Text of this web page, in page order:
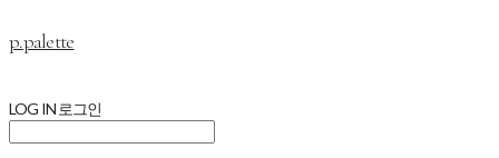
p.palette
LOG IN 로그인